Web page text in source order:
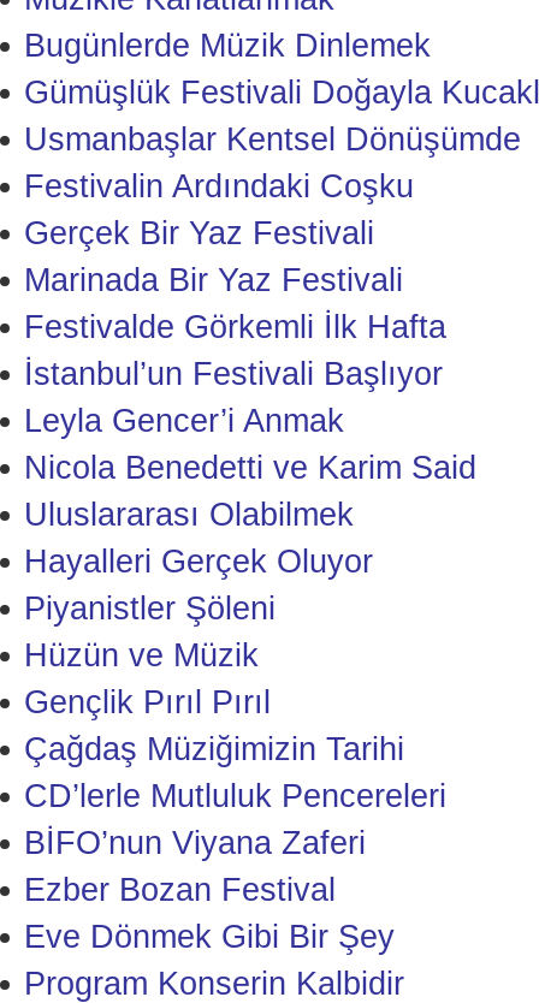
Bugünlerde Müzik Dinlemek
Gümüşlük Festivali Doğayla
Usmanbaşlar Kentsel Dönüşümde
Festivalin Ardındaki Coşku
Gerçek Bir Yaz Festivali
Marinada Bir Yaz Festivali
Festivalde Görkemli İlk Hafta
İstanbul’un Festivali Başlıyor
Leyla Gencer’i Anmak
Nicola Benedetti ve Karim Said
Uluslararası Olabilmek
Hayalleri Gerçek Oluyor
Piyanistler Şöleni
Hüzün ve Müzik
Gençlik Pırıl Pırıl
Çağdaş Müziğimizin Tarihi
CD’lerle Mutluluk Pencereleri
BİFO’nun Viyana Zaferi
Ezber Bozan Festival
Eve Dönmek Gibi Bir Şey
Program Konserin Kalbidir